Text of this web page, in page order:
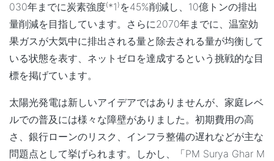
030年までに炭素強度⁽*1⁾を45%削減し、10億トンの排出
量削減を目指しています。さらに2070年までに、温室効
果ガスが大気中に排出される量と除去される量が均衡して
いる状態を表す、ネットゼロを達成するという挑戦的な目
標を掲げています。
太陽光発電は新しいアイデアではありませんが、家庭レベ
ルでの普及には様々な障壁がありました。初期費用の高
さ、銀行ローンのリスク、インフラ整備の遅れなどが主な
問題点として挙げられます。しかし、「PM Surya Ghar M